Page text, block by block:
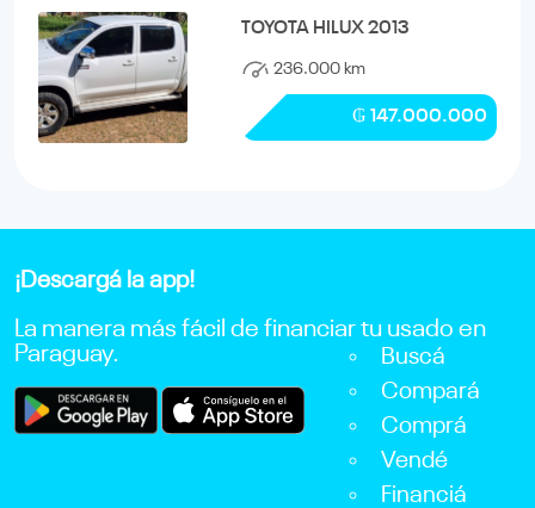
TOYOTA HILUX 2013
236.000 km
₲ 147.000.000
¡Descargá la app!
La manera más fácil de financiar tu usado en
Paraguay.
Buscá
Compará
Comprá
Vendé
Financiá